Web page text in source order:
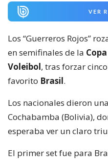
VER
Los “Guerreros Rojos”
en semifinales de la
Voleibol, tras forzar
favorito Brasil.
Los nacionales dieron
Cochabamba (Bolivia),
esperaba ver un claro
El primer set fue para